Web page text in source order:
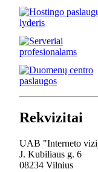
Rekvizitai
UAB "Interneto
J. Kubiliaus g. 6
08234 Vilnius